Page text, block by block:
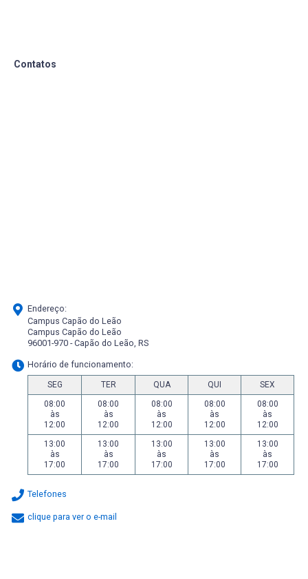
Contatos
Endereço:
Campus Capão do Leão
Campus Capão do Leão
96001-970 - Capão do Leão, RS
Horário de funcionamento:
SEG TER QUA QUI
SEX
08:00
às
12:00
08:00
às
12:00
08:00
às
12:00
08:00
às
12:00
08:00
às
12:00
13:00
às
17:00
13:00
às
17:00
13:00
às
17:00
13:00
às
17:00
13:00
às
17:00
Telefones
clique para ver o e-mail